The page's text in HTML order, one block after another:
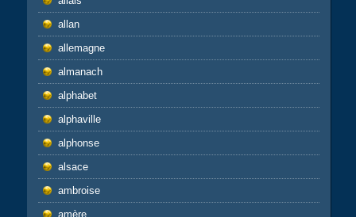
allan
allemagne
almanach
alphabet
alphaville
alphonse
alsace
ambroise
amère